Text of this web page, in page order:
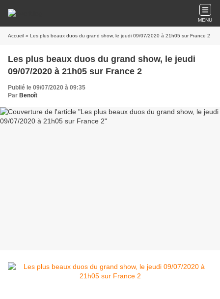
MENU
Accueil » Les plus beaux duos du grand show, le jeudi 09/07/2020 à 21h05 sur France 2
Les plus beaux duos du grand show, le jeudi
09/07/2020 à 21h05 sur France 2
Publié le 09/07/2020 à 09:35
Par Benoît